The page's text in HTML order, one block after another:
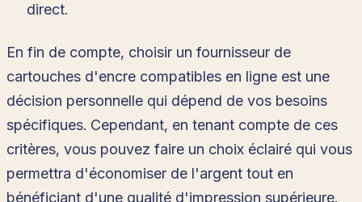
direct.
En fin de compte, choisir un fournisseur de
cartouches d'encre compatibles en ligne est une
décision personnelle qui dépend de vos besoins
spécifiques. Cependant, en tenant compte de ces
critères, vous pouvez faire un choix éclairé qui vous
permettra d'économiser de l'argent tout en
bénéficiant d'une qualité d'impression supérieure.